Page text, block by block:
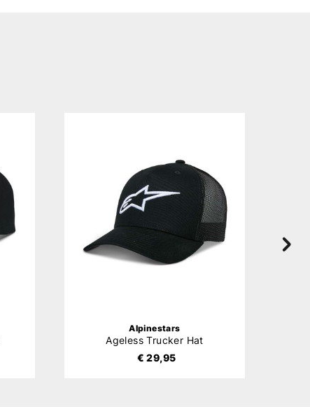
Alpinestars
Ageless Trucker Hat
€ 29,95